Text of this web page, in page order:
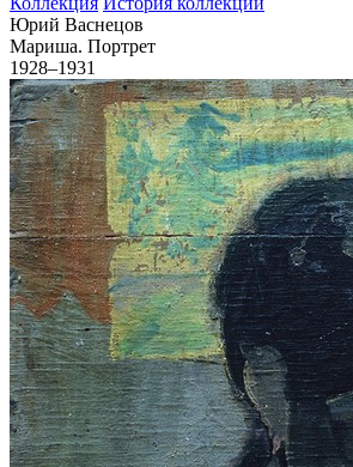
Юрий Васнецов
Мариша. Портрет
1928–1931